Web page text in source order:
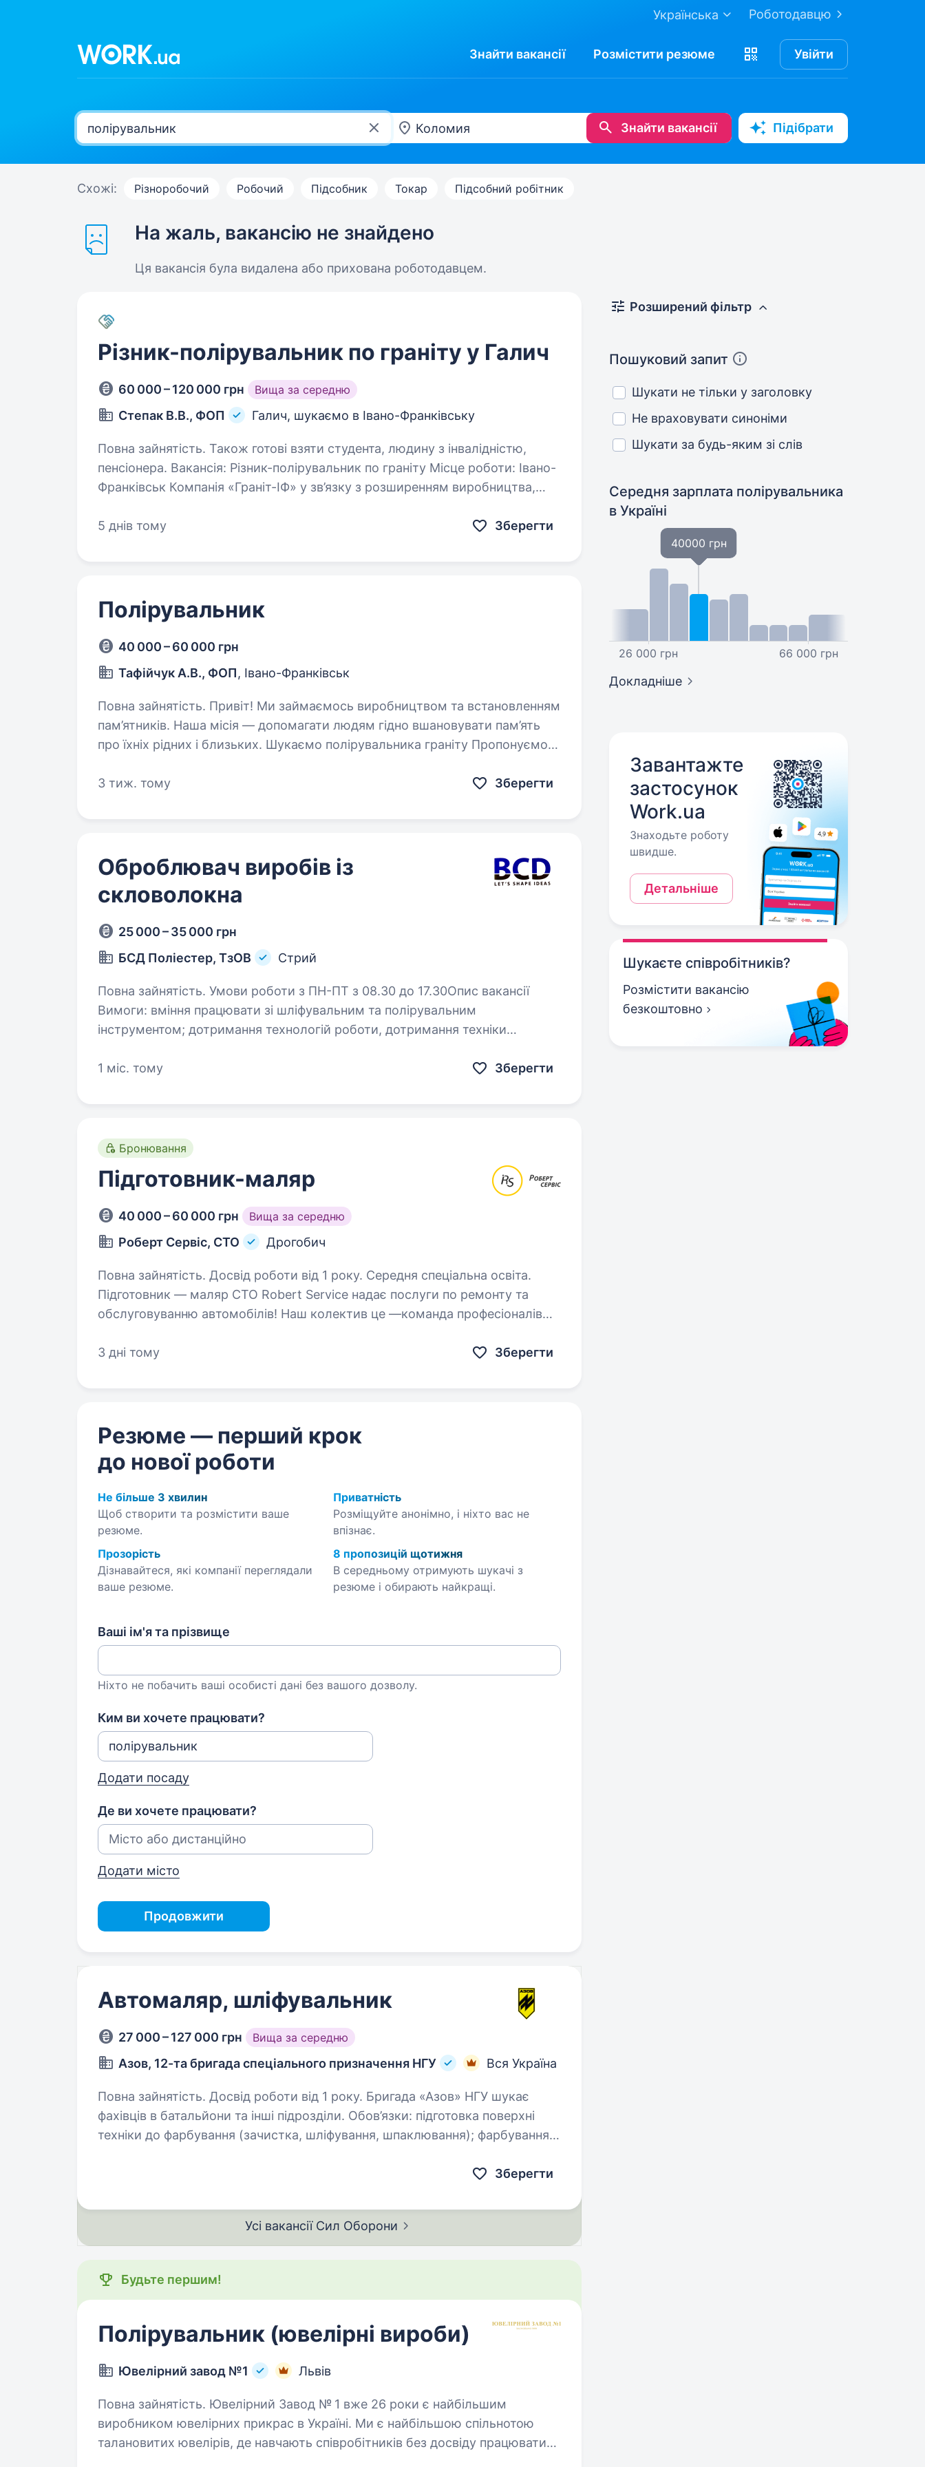
Роботодавцю
Українська
Знайти вакансії Розмістити резюме Увійти
Знайти вакансії Підібрати
Схожі: Різноробочий Робочий Підсобник Токар Підсобний робітник
На жаль, вакансію не знайдено
Ця вакансія була видалена або прихована роботодавцем.
Різник-полірувальник по граніту у Галич
60 000 – 120 000 грн Вища за середню
Степак В.В., ФОП Галич, шукаємо в Івано-Франківську
Повна зайнятість. Також готові взяти студента, людину з інвалідністю,
пенсіонера. Вакансія: Різник-полірувальник по граніту Місце роботи: Івано-
Франківськ Компанія «Граніт-ІФ» у зв’язку з розширенням виробництва,
спеціалізується…
5 днів тому Зберегти
Полірувальник
40 000 – 60 000 грн
Тафійчук А.В., ФОП, Івано-Франківськ
Повна зайнятість. Привіт! Ми займаємось виробництвом та встановленням
пам’ятників. Наша місія — допомагати людям гідно вшановувати пам’ять
про їхніх рідних і близьких. Шукаємо полірувальника граніту Пропонуємо:
3 тиж. тому
Зберегти
Оброблювач виробів із
скловолокна
25 000 – 35 000 грн
БСД Поліестер, ТзОВ
Стрий
Повна зайнятість. Умови роботи з ПН-ПТ з 08.30 до 17.30Опис вакансії
Вимоги: вміння працювати зі шліфувальним та полірувальним
інструментом; дотримання технологій роботи, дотримання техніки
1 міс. тому
Зберегти
Бронювання
Підготовник-маляр
40 000 – 60 000 грн Вища за середню
Роберт Сервіс, СТО Дрогобич
Повна зайнятість. Досвід роботи від 1 року. Середня спеціальна освіта.
Підготовник — маляр СТО Robert Service надає послуги по ремонту та
обслуговуванню автомобілів! Наш колектив це —команда професіоналів
та вдосконалюються! Ми…
3 дні тому Зберегти
Резюме — перший крок
до нової роботи
Не більше 3 хвилин
Щоб створити та розмістити ваше
резюме.
Приватність
Розміщуйте анонімно, і ніхто вас не
впізнає.
Прозорість
Дізнавайтеся, які компанії переглядали
ваше резюме.
8 пропозицій щотижня
В середньому отримують шукачі з
резюме і обирають найкращі.
Ваші ім'я та прізвище
Ніхто не побачить ваші особисті дані без вашого дозволу.
Ким ви хочете працювати?
Додати посаду
Де ви хочете працювати?
Додати місто
Продовжити
Автомаляр, шліфувальник
27 000 – 127 000 грн Вища за середню
Азов, 12-та бригада спеціального призначення НГУ Вся Україна
Повна зайнятість. Досвід роботи від 1 року. Бригада «Азов» НГУ шукає
фахівців в батальйони та інші підрозділи. Обов’язки: підготовка поверхні
техніки до фарбування (зачистка, шліфування, шпаклювання); фарбування
Зберегти
Усі вакансії Сил Оборони
Будьте першим!
Полірувальник (ювелірні вироби)
Ювелірний завод №1 Львів
Повна зайнятість. Ювелірний Завод № 1 вже 26 роки є найбільшим
виробником ювелірних прикрас в Україні. Ми є найбільшою спільнотою
талановитих ювелірів, де навчають співробітників без досвіду працювати
Розширений фільтр
Пошуковий запит
Шукати не тільки у заголовку
Не враховувати синоніми
Шукати за будь-яким зі слів
Середня зарплата полірувальника
в Україні
26 000 грн
40000 грн
66 000 грн
Докладніше
Завантажте
застосунок
Work.ua
Знаходьте роботу
швидше.
Детальніше
Шукаєте співробітників?
Розмістити вакансію
безкоштовно